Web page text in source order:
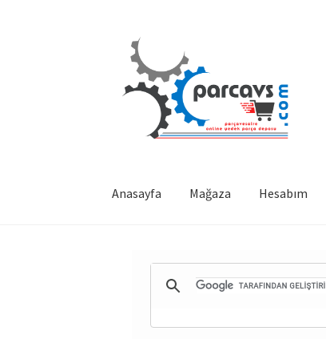
Dolaşıma
geç
İçeriğe
geç
Anasayfa Mağaza Hesabım